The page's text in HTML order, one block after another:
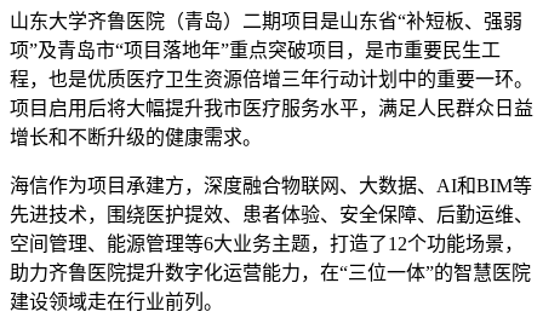
山东大学齐鲁医院（青岛）二期项目是山东省“补短板、强弱
项”及青岛市“项目落地年”重点突破项目，是市重要民生工
程，也是优质医疗卫生资源倍增三年行动计划中的重要一环。
项目启用后将大幅提升我市医疗服务水平，满足人民群众日益
增长和不断升级的健康需求。
海信作为项目承建方，深度融合物联网、大数据、AI和BIM等
先进技术，围绕医护提效、患者体验、安全保障、后勤运维、
空间管理、能源管理等6大业务主题，打造了12个功能场景，
助力齐鲁医院提升数字化运营能力，在“三位一体”的智慧医院
建设领域走在行业前列。